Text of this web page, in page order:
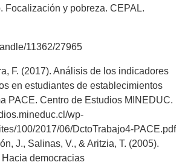
Focalización y pobreza. CEPAL.
11362/27965
F. (2017). Análisis de los indicadores
en estudiantes de establecimientos
PACE. Centro de Estudios MINEDUC.
wp-
100/2017/06/DctoTrabajo4-PACE.pdf
J., Salinas, V., & Aritzia, T. (2005).
democracias